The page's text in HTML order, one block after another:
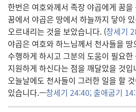
한번은 여호와께서 족장 야곱에게 꿈을
꿈에서 야곱은 땅에서 하늘까지 닿아
오르내리는 것을 보았습니다. (창세기
야곱은 여호와 하느님께서 천사들을
수행하게 하시고 그분의 도움이 필요
지원하게 하신다는 점을 깨달았을 것입
오늘날에도 천사들이 그러한 일을 할
있습니다.—창세기 24:40;출애굽기